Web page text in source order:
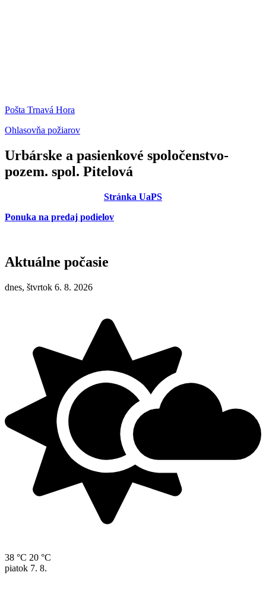
Pošta Trnavá Hora
Ohlasovňa požiarov
Urbárske a pasienkové spoločenstvo-
pozem. spol. Pitelová
Stránka UaPS
Ponuka na predaj podielov
Aktuálne počasie
dnes, štvrtok 6. 8. 2026
38 °C 20 °C
piatok 7. 8.